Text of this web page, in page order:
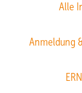
Alle
Anmeldung